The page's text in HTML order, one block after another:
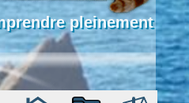
pleinement